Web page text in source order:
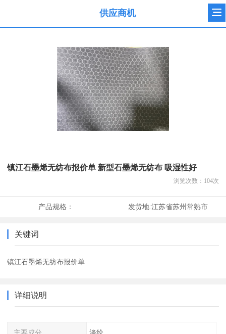
供应商机
镇江石墨烯无纺布报价单 新型石墨烯无纺布 吸湿性好
浏览次数： 104次
产品规格： 发货地:江苏省苏州常熟市
关键词
镇江石墨烯无纺布报价单
详细说明
主要成分 涤纶